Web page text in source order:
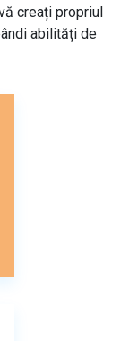
creați propriul
abilități de